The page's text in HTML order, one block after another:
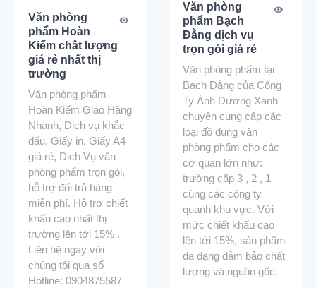
Văn phòng
phẩm Hoàn
Kiếm chât lượng
giá rẻ nhất thị
trường
Văn phòng phẩm
Hoàn Kiếm Giao Hàng
Nhanh, Dịch vụ khắc
dấu, Giấy in, Giấy A4
giá rẻ, Dịch Vụ văn
phòng phẩm trọn gói,
hỗ trợ đổi trả hàng
miễn phí. Hỗ trợ chiết
khấu cao nhất thị
trường lên tới 15% .
Liên hệ ngay với
chúng tôi qua số
Hotline: 0904875587
Văn phòng
phẩm Bạch
Đằng dịch vụ
trọn gói giá rẻ
Văn phòng phẩm tại
Bạch Đằng của Công
Ty Ánh Dương Xanh
chuyên cung cấp các
loại đồ dùng văn
phòng phẩm cho các
cơ quan lớn như:
trường cấp 3 , 2 , 1
cùng các công ty
quanh khu vực. Với
mức chiết khấu cao
lên tới 15%, sản phẩm
đa dạng đảm bảo chất
lượng và nguồn gốc.